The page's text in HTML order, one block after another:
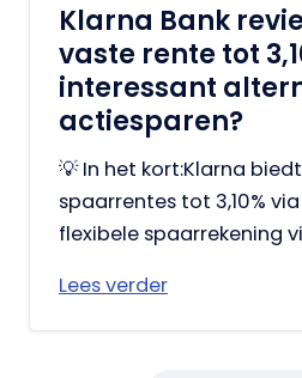
Klarna Bank
vaste rente tot
interessant
actie­sparen?
💡 In het kort:Klarna
spaarrentes tot 3,10%
flexibele spaarrekening
Lees verder